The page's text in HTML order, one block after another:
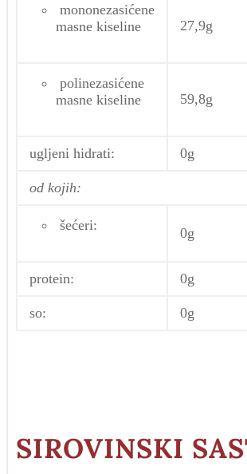
mononezasićene
masne kiseline
27,9g
polinezasićene
masne kiseline
59,8g
ugljeni hidrati: 0g
od kojih:
šećeri: 0g
protein: 0g
so: 0g
SIROVINSKI